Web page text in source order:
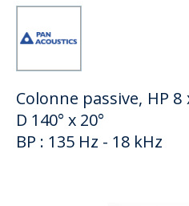
Colonne passive, HP 8
D 140° x 20°
BP : 135 Hz - 18 kHz